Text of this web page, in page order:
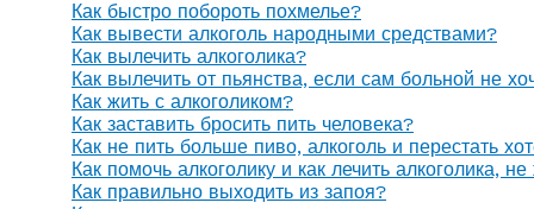
Как быстро побороть похмелье?
Как вывести алкоголь народными средствами?
Как вылечить алкоголика?
Как вылечить от пьянства, если сам больной не
Как жить с алкоголиком?
Как заставить бросить пить человека?
Как не пить больше пиво, алкоголь и перестать
Как помочь алкоголику и как лечить алкоголика,
Как правильно выходить из запоя?